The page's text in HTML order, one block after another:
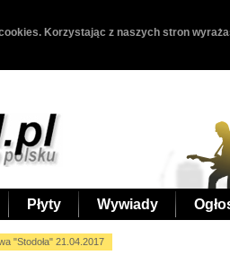
Korzystając z naszych stron
Płyty Wywiady
"Stodoła" 21.04.2017